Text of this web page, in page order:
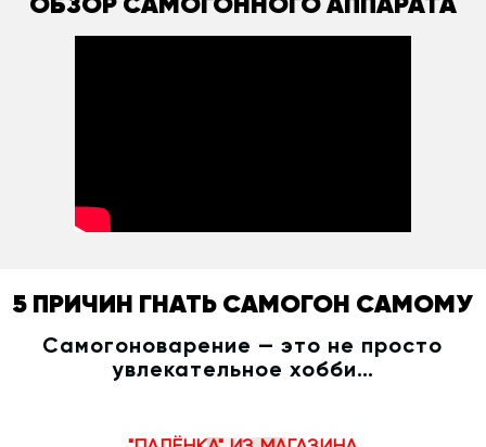
ОБЗОР САМОГОННОГО АППАРАТА
5 ПРИЧИН ГНАТЬ САМОГОН САМОМУ
Самогоноварение — это не просто
увлекательное хобби…